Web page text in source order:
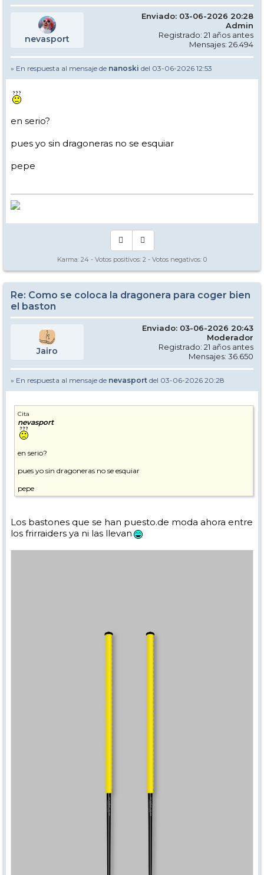
nevasport
Enviado: 03-06-2026 20:28
Admin
Registrado: 21 años antes
Mensajes: 26.494
» En respuesta al mensaje de nanoski del 03-06-2026 12:53
en serio?
pues yo sin dragoneras no se esquiar
pepe
Karma: 24 - Votos positivos: 2 - Votos negativos: 0
Re: Como se coloca la dragonera para coger bien
el baston
Jairo
Enviado: 03-06-2026 20:43
Moderador
Registrado: 21 años antes
Mensajes: 36.650
» En respuesta al mensaje de nevasport del 03-06-2026 20:28
Cita
nevasport
en serio?
pues yo sin dragoneras no se esquiar
pepe
Los bastones que se han puesto.de moda ahora entre
los frirraiders ya ni las llevan